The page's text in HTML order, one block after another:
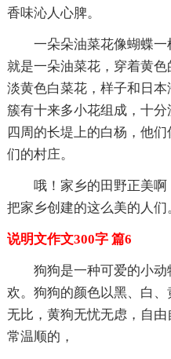
香味沁人心脾。
一朵朵油菜花像蝴蝶
就是一朵油菜花，穿着黄
淡黄色白菜花，样子和日
簇有十来多小花组成，十
四周的长堤上的白杨，他
们的村庄。
哦！家乡的田野正美
把家乡创建的这么美的人们
说明文作文300字 篇6
狗狗是一种可爱的小
欢。狗狗的颜色以黑、白
无比，黄狗无忧无虑，自
常温顺的，